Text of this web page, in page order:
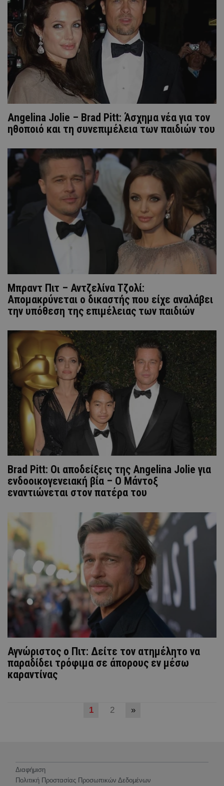
Angelina Jolie – Brad Pitt: Άσχημα νέα για τον
ηθοποιό και τη συνεπιμέλεια των παιδιών του
Μπραντ Πιτ – Αντζελίνα Τζολί:
Απομακρύνεται ο δικαστής που είχε αναλάβει
την υπόθεση της επιμέλειας των παιδιών
Brad Pitt: Οι αποδείξεις της Angelina Jolie για
ενδοοικογενειακή βία – Ο Μάντοξ
εναντιώνεται στον πατέρα του
Αγνώριστος ο Πιτ: Δείτε τον ατημέλητο να
παραδίδει τρόφιμα σε άπορους εν μέσω
καραντίνας
1 2 »
Διαφήμιση
Πολιτική Προστασίας Προσωπικών Δεδομένων